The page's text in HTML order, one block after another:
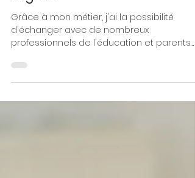
Agir contre le Harcèlement :
4 idées pour changer de
regard
Grâce à mon métier, j'ai la possibilité
d'échanger avec de nombreux